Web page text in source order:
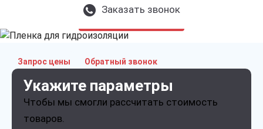
Заказать звонок
пленка в Калуге
Запрос цены Обратный звонок
Укажите параметры
Чтобы мы смогли рассчитать стоимость
товаров.